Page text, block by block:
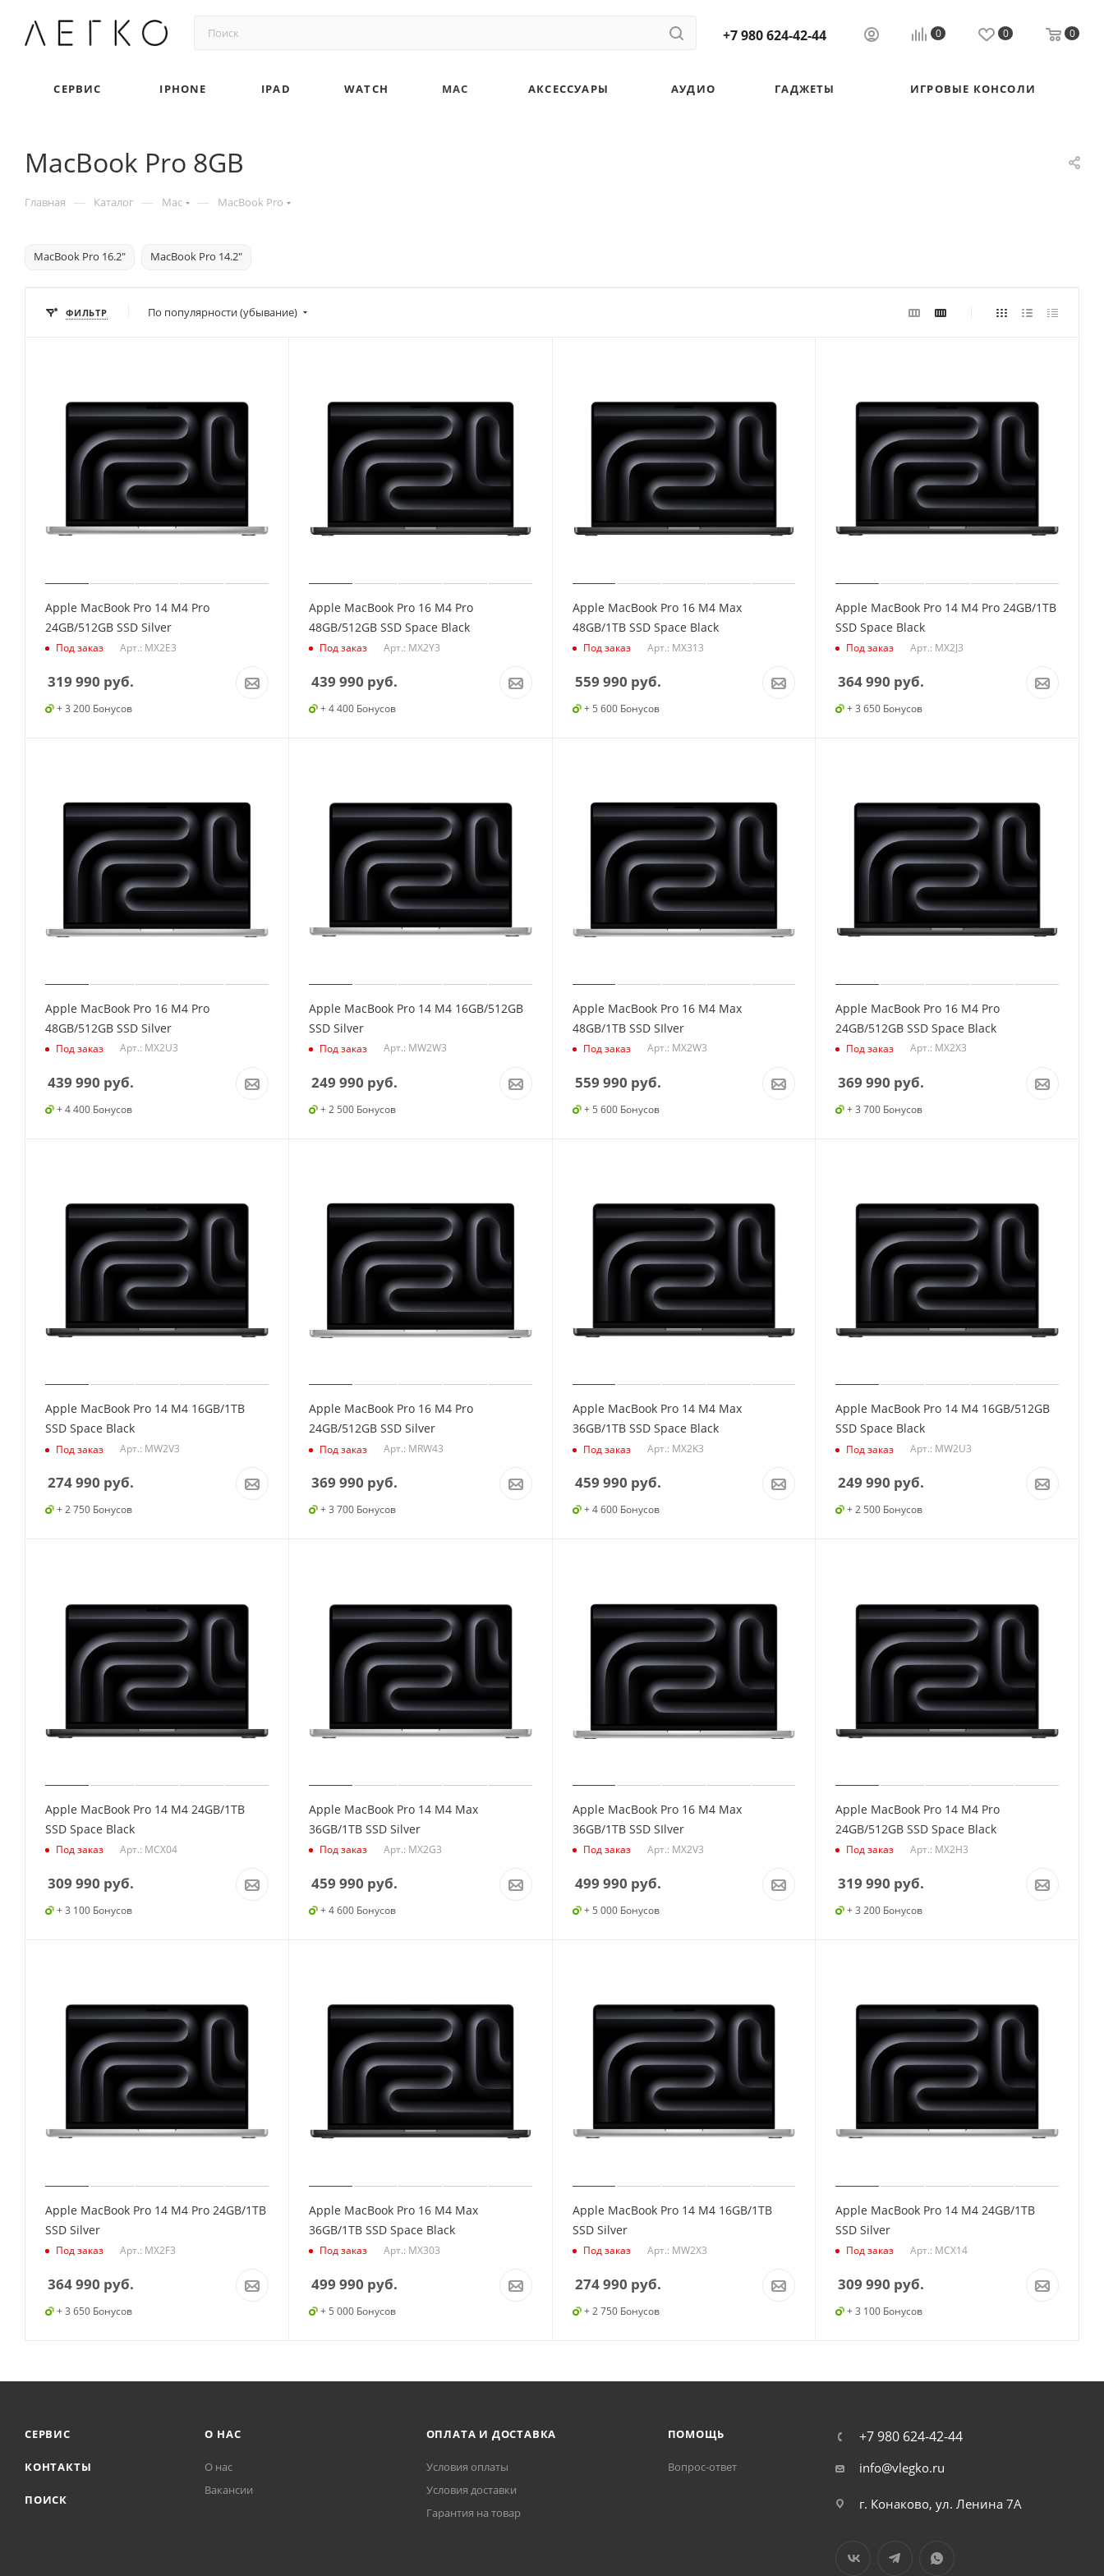
+7 980 624-42-44 0 0 0
СЕРВИС IPHONE IPAD WATCH MAC АКСЕССУАРЫ АУДИО ГАДЖЕТЫ ИГРОВЫЕ КОНСОЛИ
MacBook Pro 8GB
Главная — Каталог — Mac — MacBook Pro
MacBook Pro 16.2" MacBook Pro 14.2"
ФИЛЬТР По популярности (убывание)
Apple MacBook Pro 14 M4 Pro
24GB/512GB SSD Silver
Под заказ Арт.: MX2E3
319 990 руб.
+ 3 200 Бонусов
Apple MacBook Pro 16 M4 Pro
48GB/512GB SSD Space Black
Под заказ Арт.: MX2Y3
439 990 руб.
+ 4 400 Бонусов
Apple MacBook Pro 16 M4 Max
48GB/1TB SSD Space Black
Под заказ Арт.: MX313
559 990 руб.
+ 5 600 Бонусов
Apple MacBook Pro 14 M4 Pro 24GB/1TB
SSD Space Black
Под заказ Арт.: MX2J3
364 990 руб.
+ 3 650 Бонусов
Apple MacBook Pro 16 M4 Pro
48GB/512GB SSD Silver
Под заказ Арт.: MX2U3
439 990 руб.
+ 4 400 Бонусов
Apple MacBook Pro 14 M4 16GB/512GB
SSD Silver
Под заказ Арт.: MW2W3
249 990 руб.
+ 2 500 Бонусов
Apple MacBook Pro 16 M4 Max
48GB/1TB SSD SIlver
Под заказ Арт.: MX2W3
559 990 руб.
+ 5 600 Бонусов
Apple MacBook Pro 16 M4 Pro
24GB/512GB SSD Space Black
Под заказ Арт.: MX2X3
369 990 руб.
+ 3 700 Бонусов
Apple MacBook Pro 14 M4 16GB/1TB
SSD Space Black
Под заказ Арт.: MW2V3
274 990 руб.
+ 2 750 Бонусов
Apple MacBook Pro 16 M4 Pro
24GB/512GB SSD Silver
Под заказ Арт.: MRW43
369 990 руб.
+ 3 700 Бонусов
Apple MacBook Pro 14 M4 Max
36GB/1TB SSD Space Black
Под заказ Арт.: MX2K3
459 990 руб.
+ 4 600 Бонусов
Apple MacBook Pro 14 M4 16GB/512GB
SSD Space Black
Под заказ Арт.: MW2U3
249 990 руб.
+ 2 500 Бонусов
Apple MacBook Pro 14 M4 24GB/1TB
SSD Space Black
Под заказ Арт.: MCX04
309 990 руб.
+ 3 100 Бонусов
Apple MacBook Pro 14 M4 Max
36GB/1TB SSD Silver
Под заказ Арт.: MX2G3
459 990 руб.
+ 4 600 Бонусов
Apple MacBook Pro 16 M4 Max
36GB/1TB SSD SIlver
Под заказ Арт.: MX2V3
499 990 руб.
+ 5 000 Бонусов
Apple MacBook Pro 14 M4 Pro
24GB/512GB SSD Space Black
Под заказ Арт.: MX2H3
319 990 руб.
+ 3 200 Бонусов
Apple MacBook Pro 14 M4 Pro 24GB/1TB
SSD Silver
Под заказ Арт.: MX2F3
364 990 руб.
+ 3 650 Бонусов
Apple MacBook Pro 16 M4 Max
36GB/1TB SSD Space Black
Под заказ Арт.: MX303
499 990 руб.
+ 5 000 Бонусов
Apple MacBook Pro 14 M4 16GB/1TB
SSD Silver
Под заказ Арт.: MW2X3
274 990 руб.
+ 2 750 Бонусов
Apple MacBook Pro 14 M4 24GB/1TB
SSD Silver
Под заказ Арт.: MCX14
309 990 руб.
+ 3 100 Бонусов
СЕРВИС
КОНТАКТЫ
ПОИСК
О НАС
О нас
Вакансии
ОПЛАТА И ДОСТАВКА
Условия оплаты
Условия доставки
Гарантия на товар
ПОМОЩЬ
Вопрос-ответ
+7 980 624-42-44
info@vlegko.ru
г. Конаково, ул. Ленина 7А